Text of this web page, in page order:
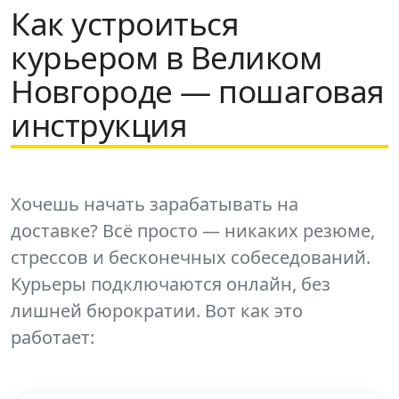
Как устроиться
курьером в Великом
Новгороде — пошаговая
инструкция
Хочешь начать зарабатывать на
доставке? Всё просто — никаких резюме,
стрессов и бесконечных собеседований.
Курьеры подключаются онлайн, без
лишней бюрократии. Вот как это
работает: